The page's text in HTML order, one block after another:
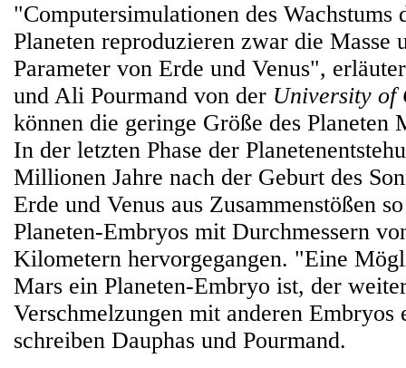
"Computersimulationen des Wachstums
Planeten reproduzieren zwar die Masse
Parameter von Erde und Venus",
und Ali Pourmand von der University of
können die geringe Größe des Planeten
In der letzten Phase der
Millionen Jahre nach der Geburt des
Erde und Venus aus Zusammenstößen
Planeten-Embryos mit Durchmessern
Kilometern hervorgegangen. "Eine
Mars ein Planeten-Embryo ist, der
Verschmelzungen mit anderen Embryos
schreiben Dauphas und Pourmand.